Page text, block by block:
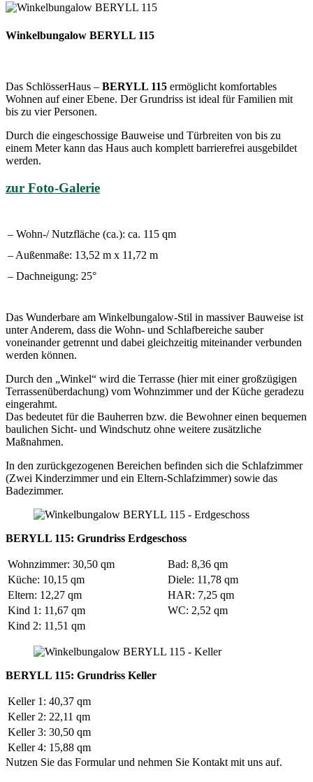
Winkelbungalow BERYLL 115
Das SchlösserHaus – BERYLL 115 ermöglicht komfortables
Wohnen auf einer Ebene. Der Grundriss ist ideal für Familien mit
bis zu vier Personen.
Durch die eingeschossige Bauweise und Türbreiten von bis zu
einem Meter kann das Haus auch komplett barrierefrei ausgebildet
werden.
zur Foto-Galerie
– Wohn-/ Nutzfläche (ca.): ca. 115 qm
– Außenmaße: 13,52 m x 11,72 m
– Dachneigung: 25°
Das Wunderbare am Winkelbungalow-Stil in massiver Bauweise ist
unter Anderem, dass die Wohn- und Schlafbereiche sauber
voneinander getrennt und dabei gleichzeitig miteinander verbunden
werden können.
Durch den „Winkel“ wird die Terrasse (hier mit einer großzügigen
Terrassenüberdachung) vom Wohnzimmer und der Küche geradezu
eingerahmt.
Das bedeutet für die Bauherren bzw. die Bewohner einen bequemen
baulichen Sicht- und Windschutz ohne weitere zusätzliche
Maßnahmen.
In den zurückgezogenen Bereichen befinden sich die Schlafzimmer
(Zwei Kinderzimmer und ein Eltern-Schlafzimmer) sowie das
Badezimmer.
BERYLL 115: Grundriss Erdgeschoss
Wohnzimmer: 30,50 qm
Bad: 8,36 qm
Küche: 10,15 qm
Diele: 11,78 qm
Eltern: 12,27 qm
HAR: 7,25 qm
Kind 1: 11,67 qm
WC: 2,52 qm
Kind 2: 11,51 qm
BERYLL 115: Grundriss Keller
Keller 1: 40,37 qm
Keller 2: 22,11 qm
Keller 3: 30,50 qm
Keller 4: 15,88 qm
Nutzen Sie das Formular und nehmen Sie Kontakt mit uns auf.